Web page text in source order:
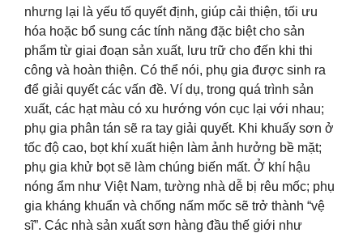
nhưng lại là yếu tố quyết định, giúp cải thiện, tối ưu
hóa hoặc bổ sung các tính năng đặc biệt cho sản
phẩm từ giai đoạn sản xuất, lưu trữ cho đến khi thi
công và hoàn thiện. Có thể nói, phụ gia được sinh ra
để giải quyết các vấn đề. Ví dụ, trong quá trình sản
xuất, các hạt màu có xu hướng vón cục lại với nhau;
phụ gia phân tán sẽ ra tay giải quyết. Khi khuấy sơn ở
tốc độ cao, bọt khí xuất hiện làm ảnh hưởng bề mặt;
phụ gia khử bọt sẽ làm chúng biến mất. Ở khí hậu
nóng ẩm như Việt Nam, tường nhà dễ bị rêu mốc; phụ
gia kháng khuẩn và chống nấm mốc sẽ trở thành “vệ
sĩ”. Các nhà sản xuất sơn hàng đầu thế giới như